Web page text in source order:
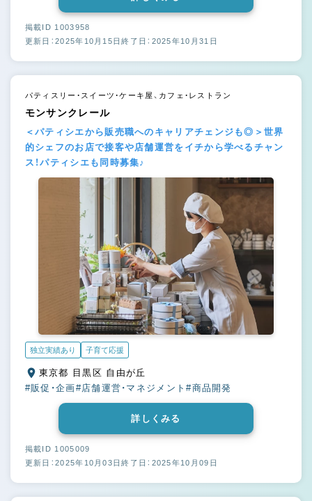
掲載ID 1003958
更新日：2025年10月15日終了日：2025年10月31日
パティスリー・スイーツ・ケーキ屋、カフェ・レストラン
モンサンクレール
＜パティシエから販売職へのキャリアチェンジも◎＞世界
的シェフのお店で接客や店舗運営をイチから学べるチャン
ス！パティシエも同時募集♪
独立実績あり 子育て応援
東京都 目黒区 自由が丘
#販促・企画#店舗運営・マネジメント#商品開発
詳しくみる
掲載ID 1005009
更新日：2025年10月03日終了日：2025年10月09日